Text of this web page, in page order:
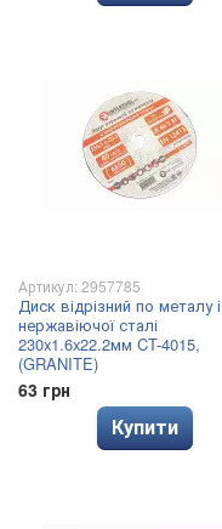
Артикул: 2957785
Диск відрізний по металу і
нержавіючої сталі
230x1.6x22.2мм CT-4015,
(GRANITE)
63 грн
Купити